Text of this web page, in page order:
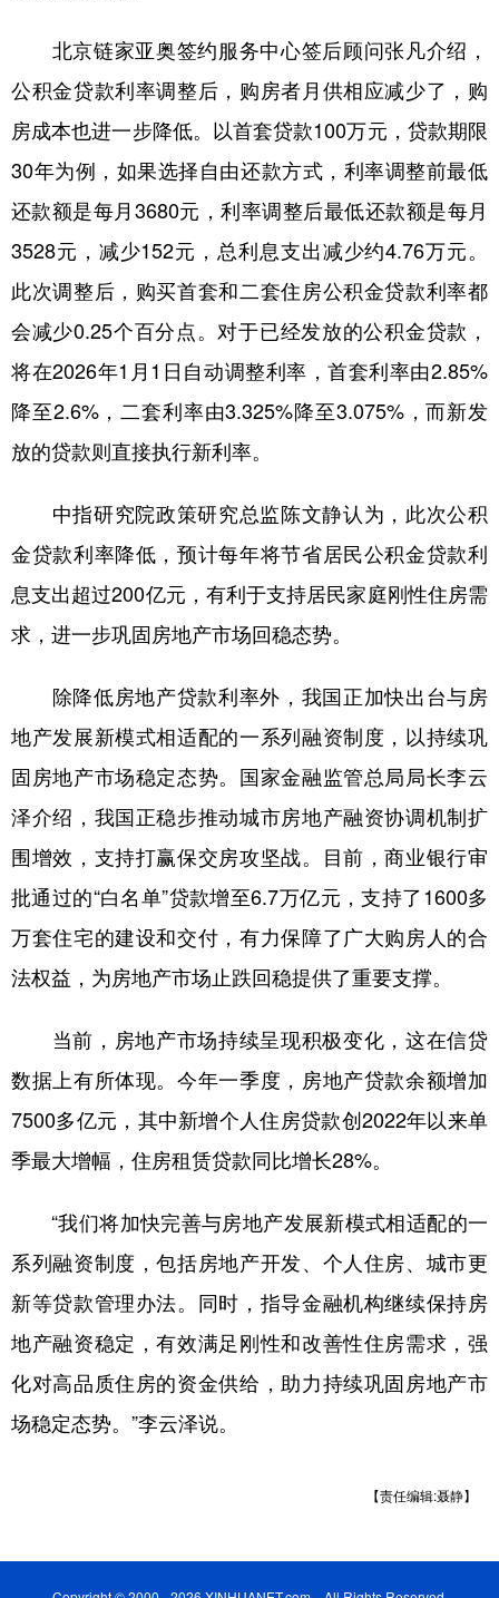
北京链家亚奥签约服务中心签后顾问张凡介绍，
公积金贷款利率调整后，购房者月供相应减少了，购
房成本也进一步降低。以首套贷款100万元，贷款期限
30年为例，如果选择自由还款方式，利率调整前最低
还款额是每月3680元，利率调整后最低还款额是每月
3528元，减少152元，总利息支出减少约4.76万元。
此次调整后，购买首套和二套住房公积金贷款利率都
会减少0.25个百分点。对于已经发放的公积金贷款，
将在2026年1月1日自动调整利率，首套利率由2.85%
降至2.6%，二套利率由3.325%降至3.075%，而新发
放的贷款则直接执行新利率。
中指研究院政策研究总监陈文静认为，此次公积
金贷款利率降低，预计每年将节省居民公积金贷款利
息支出超过200亿元，有利于支持居民家庭刚性住房需
求，进一步巩固房地产市场回稳态势。
除降低房地产贷款利率外，我国正加快出台与房
地产发展新模式相适配的一系列融资制度，以持续巩
固房地产市场稳定态势。国家金融监管总局局长李云
泽介绍，我国正稳步推动城市房地产融资协调机制扩
围增效，支持打赢保交房攻坚战。目前，商业银行审
批通过的“白名单”贷款增至6.7万亿元，支持了1600多
万套住宅的建设和交付，有力保障了广大购房人的合
法权益，为房地产市场止跌回稳提供了重要支撑。
当前，房地产市场持续呈现积极变化，这在信贷
数据上有所体现。今年一季度，房地产贷款余额增加
7500多亿元，其中新增个人住房贷款创2022年以来单
季最大增幅，住房租赁贷款同比增长28%。
“我们将加快完善与房地产发展新模式相适配的一
系列融资制度，包括房地产开发、个人住房、城市更
新等贷款管理办法。同时，指导金融机构继续保持房
地产融资稳定，有效满足刚性和改善性住房需求，强
化对高品质住房的资金供给，助力持续巩固房地产市
场稳定态势。”李云泽说。
【责任编辑:聂静】